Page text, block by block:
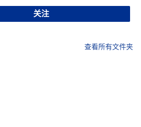
关注
查看所有文件夹